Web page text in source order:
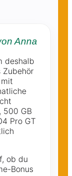
Anna
deshalb
Zubehör
500 GB
Pro GT
ob du
Bonus